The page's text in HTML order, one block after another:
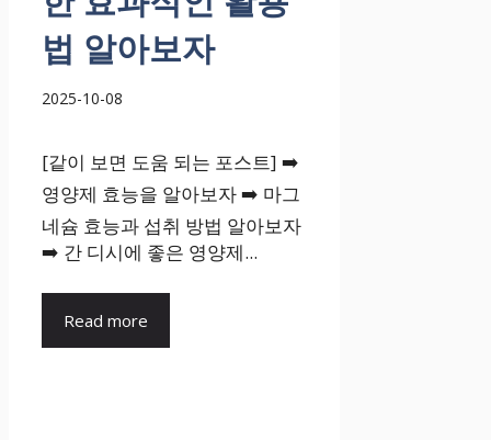
법 알아보자
2025-10-08
[같이 보면 도움 되는 포스트] ➡️
영양제 효능을 알아보자 ➡️ 마그
네슘 효능과 섭취 방법 알아보자
➡️ 간 디시에 좋은 영양제...
Read more